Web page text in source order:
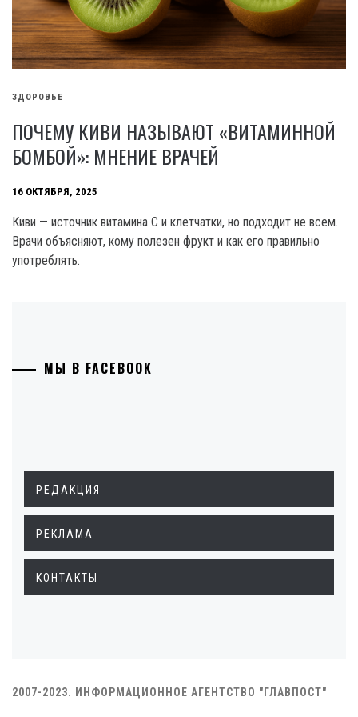
ЗДОРОВЬЕ
ПОЧЕМУ КИВИ НАЗЫВАЮТ «ВИТАМИННОЙ
БОМБОЙ»: МНЕНИЕ ВРАЧЕЙ
16 ОКТЯБРЯ, 2025
Киви — источник витамина С и клетчатки, но подходит не всем.
Врачи объясняют, кому полезен фрукт и как его правильно
употреблять.
МЫ В FACEBOOK
РЕДАКЦИЯ
РЕКЛАМА
КОНТАКТЫ
2007-2023. ИНФОРМАЦИОННОЕ АГЕНТСТВО "ГЛАВПОСТ"